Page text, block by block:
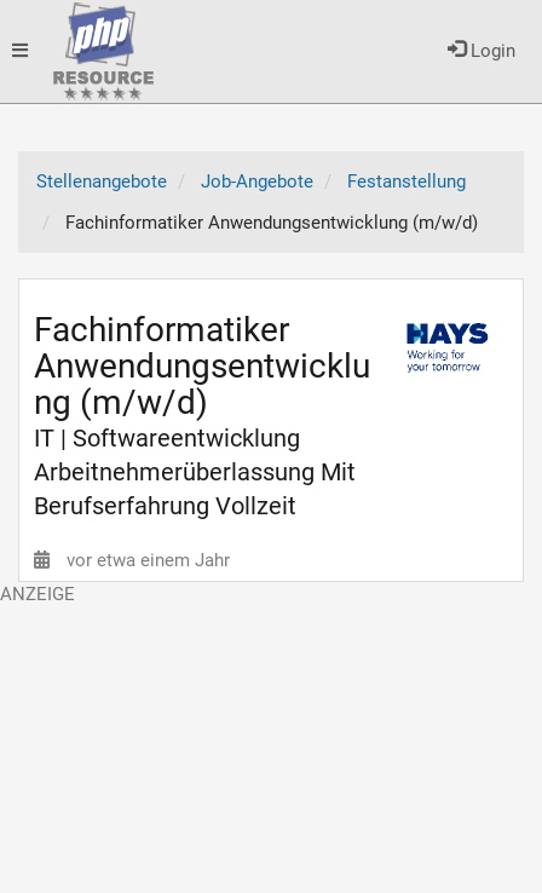
Login
Toggle
Stellenangebote
Job-Angebote
Festanstellung
Fachinformatiker Anwendungsentwicklung (m/w/d)
Fachinformatiker
Anwendungsentwicklu
ng (m/w/d)
IT | Softwareentwicklung
Arbeitnehmerüberlassung Mit
Berufserfahrung Vollzeit
vor etwa einem Jahr